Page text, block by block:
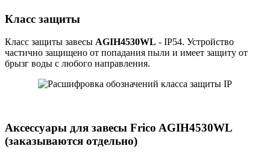
Класс защиты
Класс защиты завесы AGIH4530WL - IP54. Устройство
частично защищено от попадания пыли и имеет защиту от
брызг воды с любого направления.
Аксессуары для завесы Frico AGIH4530WL
(заказываются отдельно)